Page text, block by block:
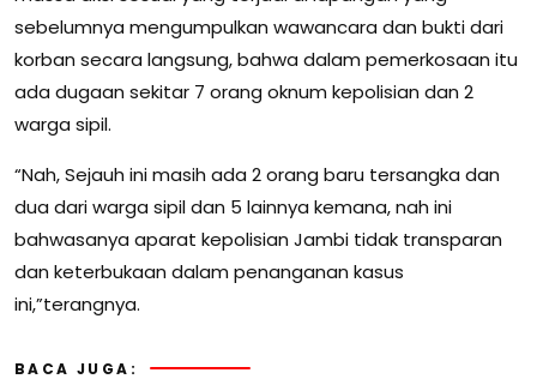
sebelumnya mengumpulkan wawancara dan bukti dari
korban secara langsung, bahwa dalam pemerkosaan itu
ada dugaan sekitar 7 orang oknum kepolisian dan 2
warga sipil.
“Nah, Sejauh ini masih ada 2 orang baru tersangka dan
dua dari warga sipil dan 5 lainnya kemana, nah ini
bahwasanya aparat kepolisian Jambi tidak transparan
dan keterbukaan dalam penanganan kasus
ini,”terangnya.
BACA JUGA: